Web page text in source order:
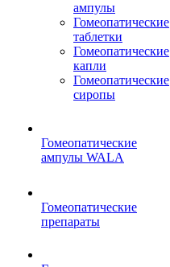
ампулы
Гомеопатические
таблетки
Гомеопатические
капли
Гомеопатические
сиропы
Гомеопатические
ампулы WALA
Гомеопатические
препараты